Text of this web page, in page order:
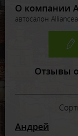
О компании
автосалон
Отзывы
Андрей